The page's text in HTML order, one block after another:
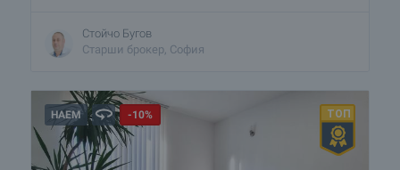
Стойчо Бугов
Старши брокер, София
НАЕМ -10%